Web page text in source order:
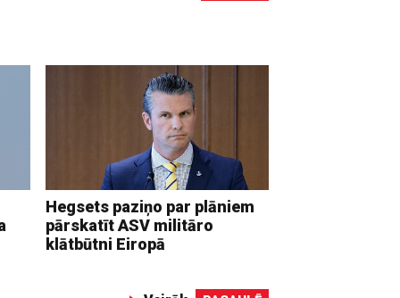
Hegsets paziņo par plāniem
pārskatīt ASV militāro
klātbūtni Eiropā